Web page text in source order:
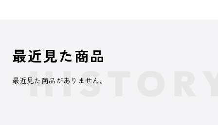
最近見た商品
最近見た商品がありません。